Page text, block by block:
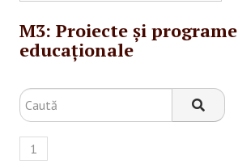
SESIUNI ONLINE
M3: Proiecte și programe
educaționale
1